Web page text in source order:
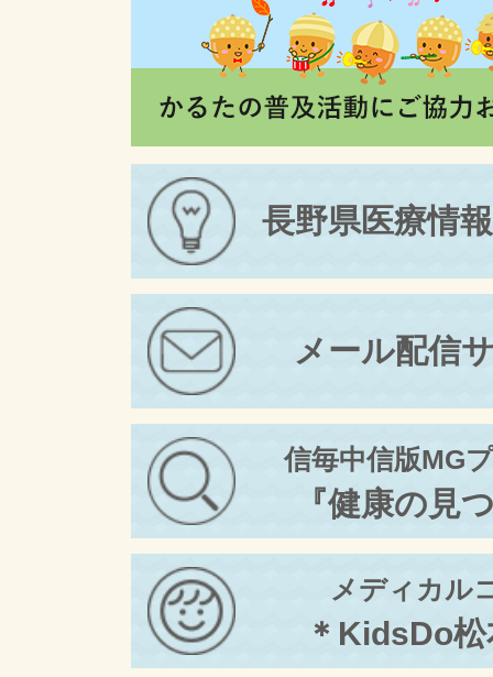
長野県医療情
メール配信
信毎中信版MG
『健康の見
メディカル
＊KidsDo